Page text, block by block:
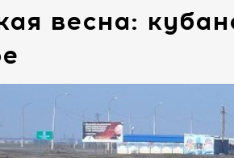
весна: